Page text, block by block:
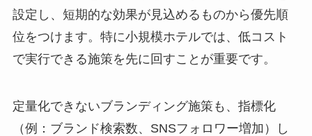
設定し、短期的な効果が見込めるものから優先順
位をつけます。特に小規模ホテルでは、低コスト
で実行できる施策を先に回すことが重要です。
定量化できないブランディング施策も、指標化
（例：ブランド検索数、SNSフォロワー増加）し